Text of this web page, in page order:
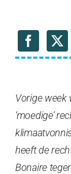
Vorige week
‘moedige’
heeft de
Bonaire